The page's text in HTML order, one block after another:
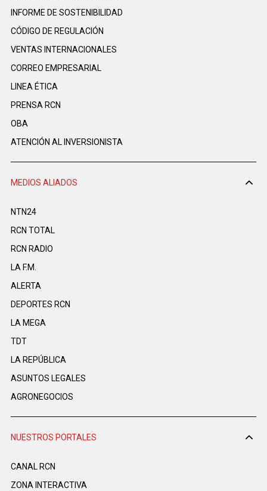
INFORME DE SOSTENIBILIDAD
CÓDIGO DE REGULACIÓN
VENTAS INTERNACIONALES
CORREO EMPRESARIAL
LINEA ÉTICA
PRENSA RCN
OBA
ATENCIÓN AL INVERSIONISTA
MEDIOS ALIADOS
NTN24
RCN TOTAL
RCN RADIO
LA F.M.
ALERTA
DEPORTES RCN
LA MEGA
TDT
LA REPÚBLICA
ASUNTOS LEGALES
AGRONEGOCIOS
NUESTROS PORTALES
CANAL RCN
ZONA INTERACTIVA